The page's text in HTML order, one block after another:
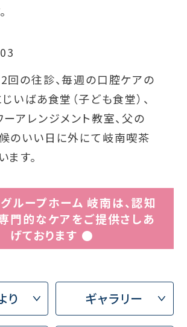
回の往診、毎週の口腔ケアの
いばあ食堂（子ども食堂）、
アレンジメント教室、父の
候のいい日に外にて岐南喫茶
ます。
ループホーム 岐南は、認知
門的なケアをご提供さしあ
げております ●
り ギャラリー